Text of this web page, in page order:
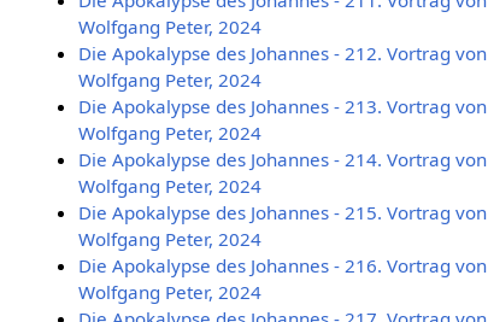
Wolfgang Peter, 2024
Die Apokalypse des Johannes - 212. Vortrag von
Wolfgang Peter, 2024
Die Apokalypse des Johannes - 213. Vortrag von
Wolfgang Peter, 2024
Die Apokalypse des Johannes - 214. Vortrag von
Wolfgang Peter, 2024
Die Apokalypse des Johannes - 215. Vortrag von
Wolfgang Peter, 2024
Die Apokalypse des Johannes - 216. Vortrag von
Wolfgang Peter, 2024